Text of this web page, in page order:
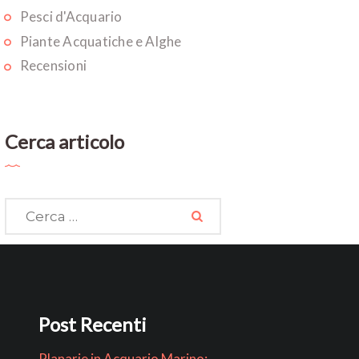
Pesci d'Acquario
Piante Acquatiche e Alghe
Recensioni
Cerca articolo
Ricerca
Post Recenti